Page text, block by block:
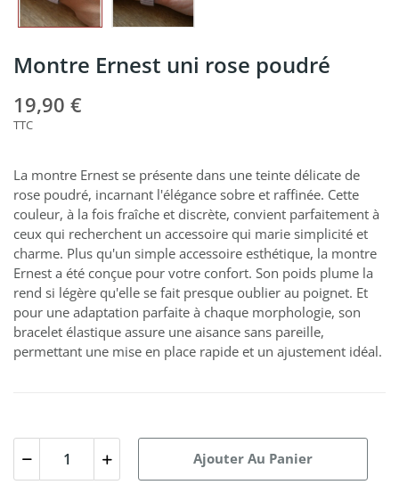
Montre Ernest uni rose poudré
19,90 €
TTC
La montre Ernest se présente dans une teinte délicate de
rose poudré, incarnant l'élégance sobre et raffinée. Cette
couleur, à la fois fraîche et discrète, convient parfaitement à
ceux qui recherchent un accessoire qui marie simplicité et
charme. Plus qu'un simple accessoire esthétique, la montre
Ernest a été conçue pour votre confort. Son poids plume la
rend si légère qu'elle se fait presque oublier au poignet. Et
pour une adaptation parfaite à chaque morphologie, son
bracelet élastique assure une aisance sans pareille,
permettant une mise en place rapide et un ajustement idéal.
Ajouter Au Panier